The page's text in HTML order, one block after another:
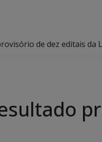
de dez editais da